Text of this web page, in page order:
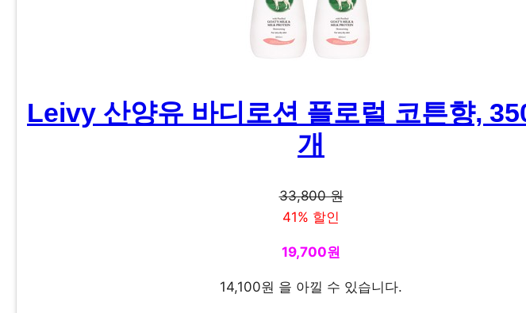
Leivy 산양유 바디로션 플로럴 코튼향,
개
33,800 원
41% 할인
19,700원
14,100원 을 아낄 수 있습니다.